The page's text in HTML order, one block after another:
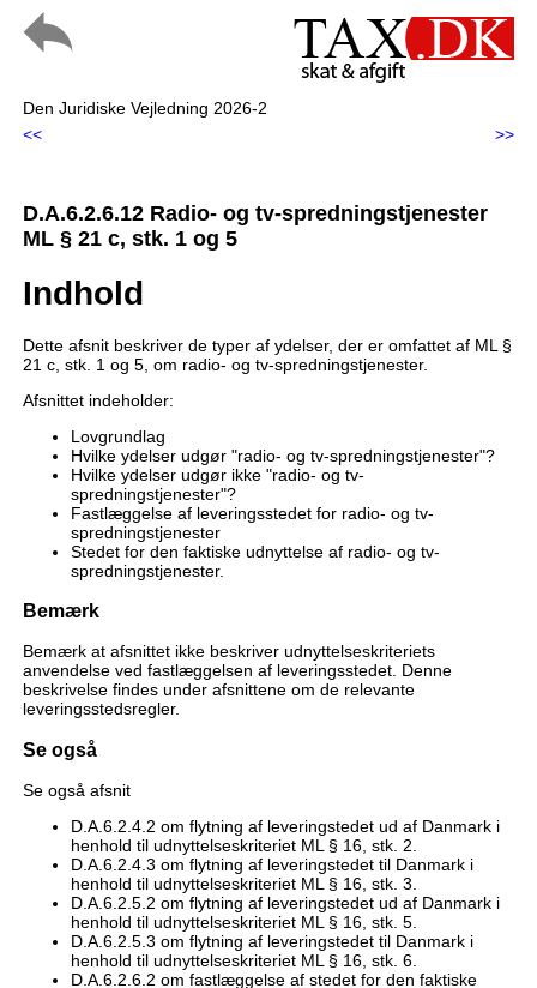
Den Juridiske Vejledning 2026-2
<<
>>
D.A.6.2.6.12 Radio- og tv-spredningstjenester
ML § 21 c, stk. 1 og 5
Indhold
Dette afsnit beskriver de typer af ydelser, der er omfattet af ML §
21 c, stk. 1 og 5, om radio- og tv-spredningstjenester.
Afsnittet indeholder:
Lovgrundlag
Hvilke ydelser udgør "radio- og tv-spredningstjenester"?
Hvilke ydelser udgør ikke "radio- og tv-
spredningstjenester"?
Fastlæggelse af leveringsstedet for radio- og tv-
spredningstjenester
Stedet for den faktiske udnyttelse af radio- og tv-
spredningstjenester.
Bemærk
Bemærk at afsnittet ikke beskriver udnyttelseskriteriets
anvendelse ved fastlæggelsen af leveringsstedet. Denne
beskrivelse findes under afsnittene om de relevante
leveringsstedsregler.
Se også
Se også afsnit
D.A.6.2.4.2 om flytning af leveringstedet ud af Danmark i
henhold til udnyttelseskriteriet ML § 16, stk. 2.
D.A.6.2.4.3 om flytning af leveringstedet til Danmark i
henhold til udnyttelseskriteriet ML § 16, stk. 3.
D.A.6.2.5.2 om flytning af leveringstedet ud af Danmark i
henhold til udnyttelseskriteriet ML § 16, stk. 5.
D.A.6.2.5.3 om flytning af leveringstedet til Danmark i
henhold til udnyttelseskriteriet ML § 16, stk. 6.
D.A.6.2.6.2 om fastlæggelse af stedet for den faktiske